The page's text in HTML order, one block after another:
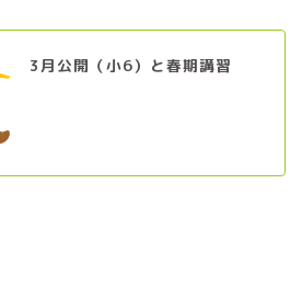
3月公開（小6）と春期講習